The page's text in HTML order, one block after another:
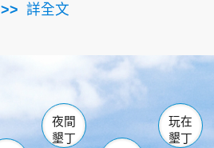
詳全文
南仁湖
佳樂水
中心 森林遊樂區
墾管處遊客中心
社頂公園 風吹沙
船帆石 龍磐公園
香蕉灣
砂島
鵝鑾鼻
夜間
墾丁
玩在
墾丁